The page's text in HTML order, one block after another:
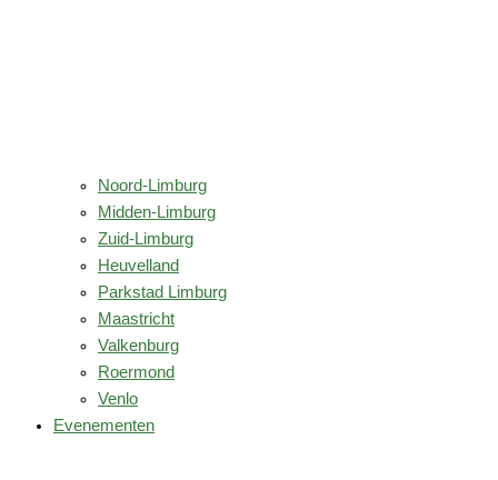
Noord-Limburg
Midden-Limburg
Zuid-Limburg
Heuvelland
Parkstad Limburg
Maastricht
Valkenburg
Roermond
Venlo
Evenementen